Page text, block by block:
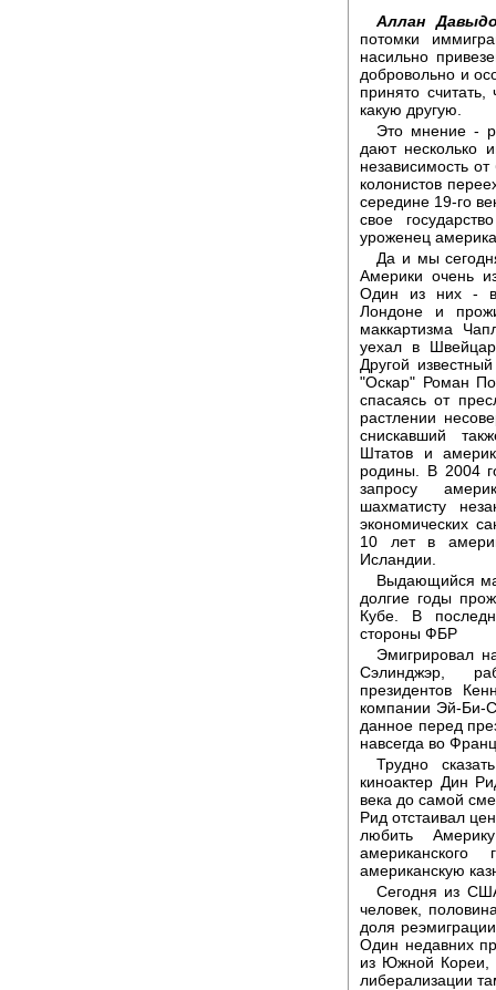
Аллан
потомки
насильно
добровольно и
принято
какую другую.
Это мнение -
дают несколько
независимость
колонистов
середине 19-го
свое
уроженец
Да и мы
Америки очень
Один из них -
Лондоне и
маккартизма
уехал в
Другой
"Оскар" Роман
спасаясь от
растлении
снискавший
Штатов и
родины. В 2004
запросу
шахматисту
экономических
10 лет в
Исландии.
Выдающийся
долгие годы
Кубе. В
стороны ФБР
Эмигрировал
Сэлинджэр,
президентов
компании Эй-Би-
данное перед
навсегда во
Трудно
киноактер Дин
века до самой
Рид отстаивал
любить
американскую
Сегодня из
человек,
доля
Один недавних
из Южной Кореи,
либерализации